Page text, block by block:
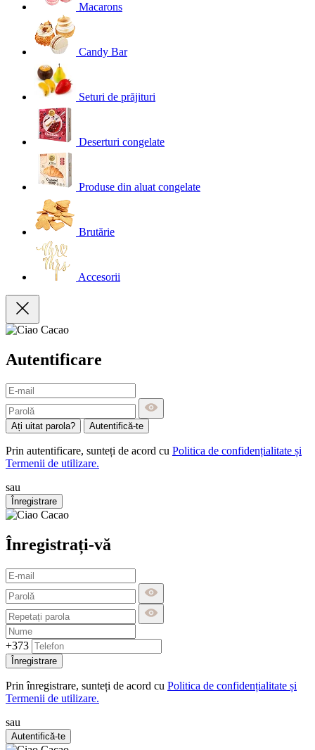
Macarons
Candy Bar
Seturi de prăjituri
Deserturi congelate
Produse din aluat congelate
Brutărie
Accesorii
Autentificare
Ați uitat parola? Autentifică-te
Prin autentificare, sunteți de acord cu Politica de confidențialitate și
Termenii de utilizare.
sau
Înregistrare
Înregistrați-vă
+373
Înregistrare
Prin înregistrare, sunteți de acord cu Politica de confidențialitate și
Termenii de utilizare.
sau
Autentifică-te